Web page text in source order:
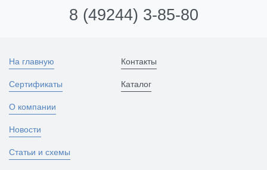
8 (49244) 3-85-80
На главную
Сертификаты
О компании
Новости
Статьи и схемы
Контакты
Каталог